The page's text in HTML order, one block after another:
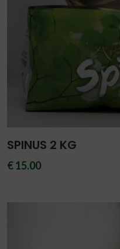
SPINUS 2 KG
€ 15.00